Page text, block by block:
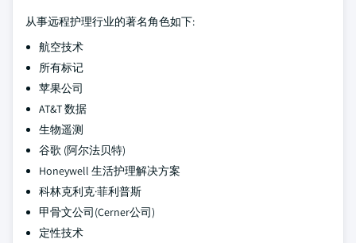
从事远程护理行业的著名角色如下:
航空技术
所有标记
苹果公司
AT&T 数据
生物遥测
谷歌 (阿尔法贝特)
Honeywell 生活护理解决方案
科林克利克·菲利普斯
甲骨文公司(Cerner公司)
定性技术